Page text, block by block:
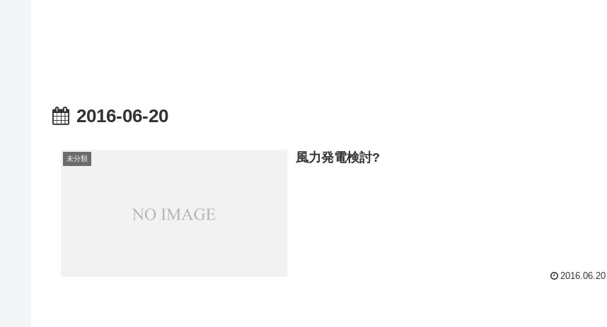
2016-06-20
未分類 風力発電検討?
2016.06.20